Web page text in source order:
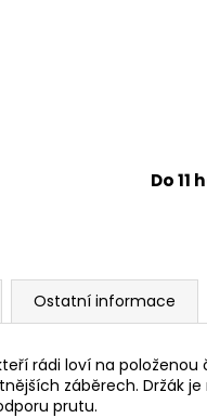
Do
Ostatní informace
rádi loví na položenou
záběrech. Držák
prutu.